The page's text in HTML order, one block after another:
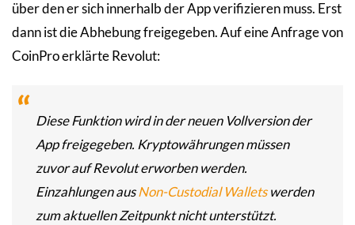
über den er sich innerhalb der App verifizieren muss. Erst
dann ist die Abhebung freigegeben. Auf eine Anfrage von
CoinPro erklärte Revolut:
Diese Funktion wird in der neuen Vollversion der
App freigegeben. Kryptowährungen müssen
zuvor auf Revolut erworben werden.
Einzahlungen ausNon-Custodial Walletswerden
zum aktuellen Zeitpunkt nicht unterstützt.